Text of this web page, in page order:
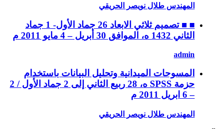
المهندس طلال نويصر الحريقي
■ ■ تصميم ثلاثي الابعاد 26 جماد الأول- 1 جماد
الثاني 1432 ه، الموافق 30 أبريل – 4 مايو 2011 م
admin
المسوحات الميدانية وتحليل البيانات باستخدام
حزمة SPSS ه، 28 ربيع الثاني إلى 2 جماد الأول / 2
– 6 ابريل 2011 م
المهندس طلال نويصر الحريقي